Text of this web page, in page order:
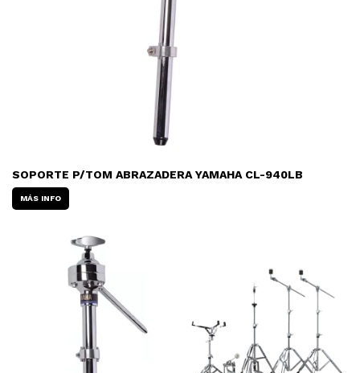
SOPORTE P/TOM ABRAZADERA YAMAHA CL-940LB
MÁS INFO